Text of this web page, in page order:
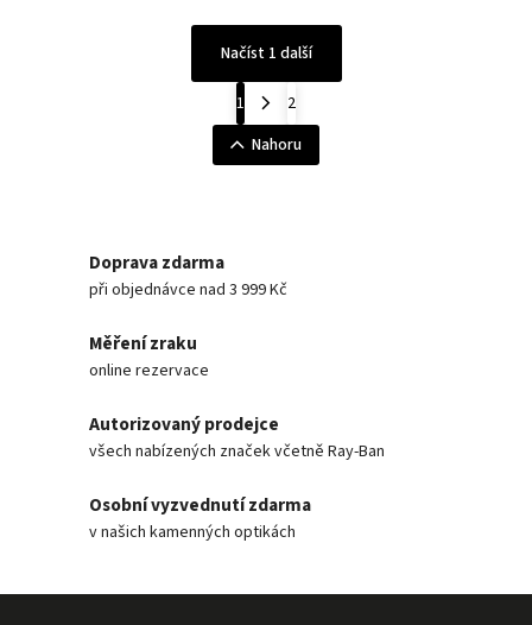
Načíst 1 další
1
2
Nahoru
Doprava zdarma
při objednávce nad 3 999 Kč
Měření zraku
online rezervace
Autorizovaný prodejce
všech nabízených značek včetně Ray-Ban
Osobní vyzvednutí zdarma
v našich kamenných optikách